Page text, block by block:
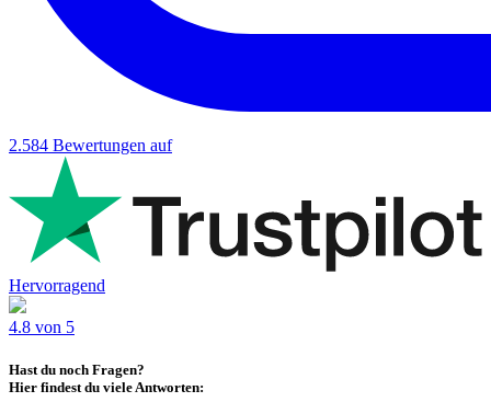
2.584 Bewertungen auf
Hervorragend
4.8 von 5
Hast du noch Fragen?
Hier findest du viele Antworten: